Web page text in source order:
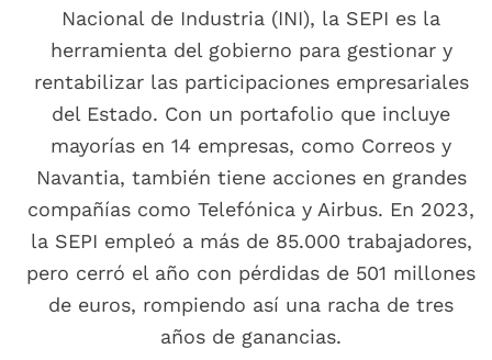
Nacional de Industria (INI), la SEPI es la
herramienta del gobierno para gestionar y
rentabilizar las participaciones empresariales
del Estado. Con un portafolio que incluye
mayorías en 14 empresas, como Correos y
Navantia, también tiene acciones en grandes
compañías como Telefónica y Airbus. En 2023,
la SEPI empleó a más de 85.000 trabajadores,
pero cerró el año con pérdidas de 501 millones
de euros, rompiendo así una racha de tres
años de ganancias.